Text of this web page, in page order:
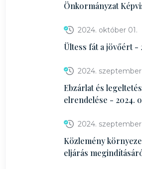
Önkormányzat
2024. október 01.
Ültess fát a jövőért -
2024. szeptember
Ebzárlat és
elrendelése - 2024.
2024.
Közlemény
eljárás